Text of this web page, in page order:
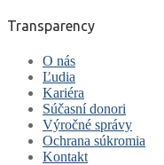
Transparency
O nás
Ľudia
Kariéra
Súčasní donori
Výročné správy
Ochrana súkromia
Kontakt